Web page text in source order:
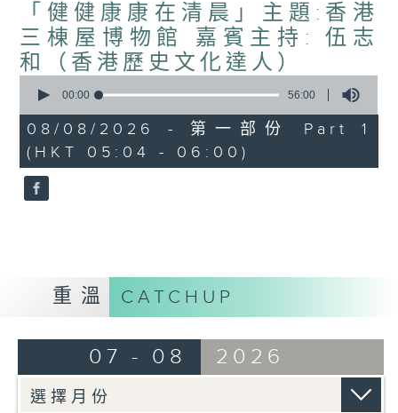
「健健康康在清晨」主題:香港
三棟屋博物館 嘉賓主持: 伍志
和（香港歷史文化達人）
seconds
56
minutes,
0
seconds
00:00 56:00
08/08/2026 - 第一部份 Part 1
(HKT 05:04 - 06:00)
重溫 CATCHUP
07 - 08 2026